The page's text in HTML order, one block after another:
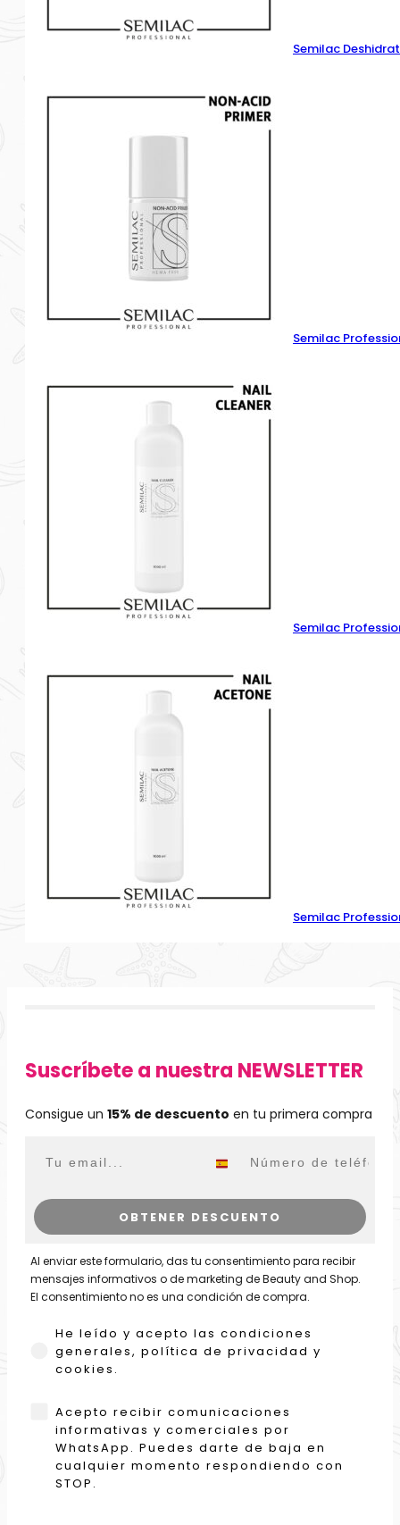
Semilac
Semilac
Semilac
Semilac
Suscríbete a nuestra NEWSLETTER
Consigue un 15% de descuento en tu primera compra
OBTENER DESCUENTO
Al enviar este formulario, das tu consentimiento para recibir
mensajes informativos o de marketing de Beauty and Shop.
El consentimiento no es una condición de compra.
He leído y acepto las condiciones
He leído y acepto las condiciones
generales, política de privacidad y
cookies.
WhatsApp
Acepto recibir comunicaciones
informativas y comerciales por
WhatsApp. Puedes darte de baja en
cualquier momento respondiendo con
STOP.